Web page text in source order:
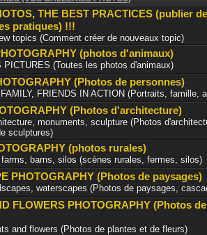
THE BEST PRACTICES (publier
pratiques) !!!
topics (Comment créer de nouveaux topic)
(photos d'animaux)
PICTURES (Toutes les photos d'animaux)
(Photos de personnes)
FRIENDS IN ACTION (Portraits, famille,
(Photos d'architecture)
monuments, sculpture (Photos
sculptures)
(photos rurales)
barns, silos (scènes rurales, fermes, silos)
PHOTOGRAPHY (Photos de paysages)
waterscapes (Photos de paysages,
FLOWERS PHOTOGRAPHY (Photos
and flowers (Photos de plantes et de fleurs)